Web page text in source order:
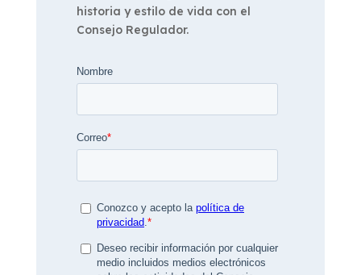
historia y estilo de vida con el
Consejo Regulador.